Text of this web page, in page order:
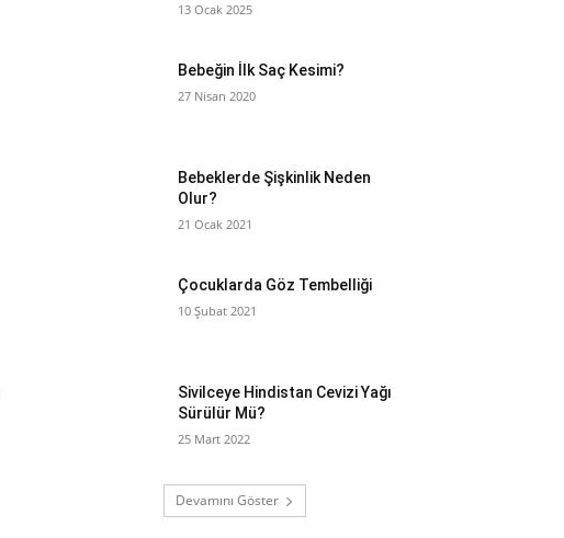
13 Ocak 2025
Bebeğin İlk Saç Kesimi?
27 Nisan 2020
Bebeklerde Şişkinlik Neden
Olur?
21 Ocak 2021
Çocuklarda Göz Tembelliği
10 Şubat 2021
Sivilceye Hindistan Cevizi Yağı
Sürülür Mü?
25 Mart 2022
Devamını Göster